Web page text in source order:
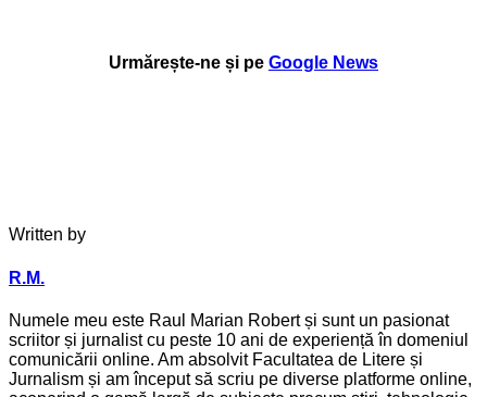
Urmărește-ne și pe Google News
Written by
R.M.
Numele meu este Raul Marian Robert și sunt un pasionat
scriitor și jurnalist cu peste 10 ani de experiență în domeniul
comunicării online. Am absolvit Facultatea de Litere și
Jurnalism și am început să scriu pe diverse platforme online,